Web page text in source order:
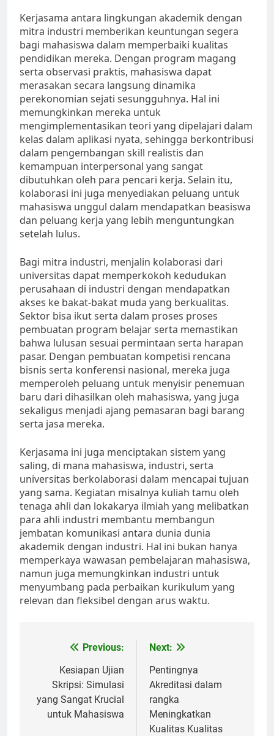
Kerjasama antara lingkungan akademik dengan
mitra industri memberikan keuntungan segera
bagi mahasiswa dalam memperbaiki kualitas
pendidikan mereka. Dengan program magang
serta observasi praktis, mahasiswa dapat
merasakan secara langsung dinamika
perekonomian sejati sesungguhnya. Hal ini
memungkinkan mereka untuk
mengimplementasikan teori yang dipelajari dalam
kelas dalam aplikasi nyata, sehingga berkontribusi
dalam pengembangan skill realistis dan
kemampuan interpersonal yang sangat
dibutuhkan oleh para pencari kerja. Selain itu,
kolaborasi ini juga menyediakan peluang untuk
mahasiswa unggul dalam mendapatkan beasiswa
dan peluang kerja yang lebih menguntungkan
setelah lulus.
Bagi mitra industri, menjalin kolaborasi dari
universitas dapat memperkokoh kedudukan
perusahaan di industri dengan mendapatkan
akses ke bakat-bakat muda yang berkualitas.
Sektor bisa ikut serta dalam proses proses
pembuatan program belajar serta memastikan
bahwa lulusan sesuai permintaan serta harapan
pasar. Dengan pembuatan kompetisi rencana
bisnis serta konferensi nasional, mereka juga
memperoleh peluang untuk menyisir penemuan
baru dari dihasilkan oleh mahasiswa, yang juga
sekaligus menjadi ajang pemasaran bagi barang
serta jasa mereka.
Kerjasama ini juga menciptakan sistem yang
saling, di mana mahasiswa, industri, serta
universitas berkolaborasi dalam mencapai tujuan
yang sama. Kegiatan misalnya kuliah tamu oleh
tenaga ahli dan lokakarya ilmiah yang melibatkan
para ahli industri membantu membangun
jembatan komunikasi antara dunia dunia
akademik dengan industri. Hal ini bukan hanya
memperkaya wawasan pembelajaran mahasiswa,
namun juga memungkinkan industri untuk
menyumbang pada perbaikan kurikulum yang
relevan dan fleksibel dengan arus waktu.
navigation
Previous:
Kesiapan Ujian
Skripsi: Simulasi
yang Sangat Krucial
untuk Mahasiswa
Next:
Pentingnya
Akreditasi dalam
rangka
Meningkatkan
Kualitas Kualitas